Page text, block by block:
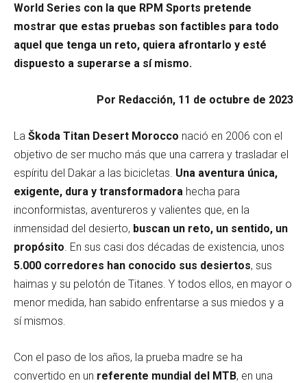
World Series con la que RPM Sports pretende
mostrar que estas pruebas son factibles para todo
aquel que tenga un reto, quiera afrontarlo y esté
dispuesto a superarse a sí mismo.
Por Redacción, 11 de octubre de 2023
La Škoda Titan Desert Morocco nació en 2006 con el
objetivo de ser mucho más que una carrera y trasladar el
espíritu del Dakar a las bicicletas. Una aventura única,
exigente, dura y transformadora hecha para
inconformistas, aventureros y valientes que, en la
inmensidad del desierto, buscan un reto, un sentido, un
propósito . En sus casi dos décadas de existencia, unos
5.000 corredores han conocido sus desiertos, sus
haimas y su pelotón de Titanes. Y todos ellos, en mayor o
menor medida, han sabido enfrentarse a sus miedos y a
sí mismos.
Con el paso de los años, la prueba madre se ha
convertido en un referente mundial del MTB, en una